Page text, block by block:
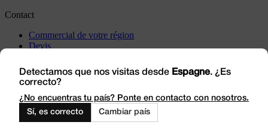
Contact
Commercial de votre région
Devis
Rendez-nous visite
Travaillez avec nous
Outlet
Detectamos que nos visitas desde Espagne. ¿Es
correcto?
¿No encuentras tu país? Ponte en contacto con nosotros.
Sí, es correcto
Cambiar país